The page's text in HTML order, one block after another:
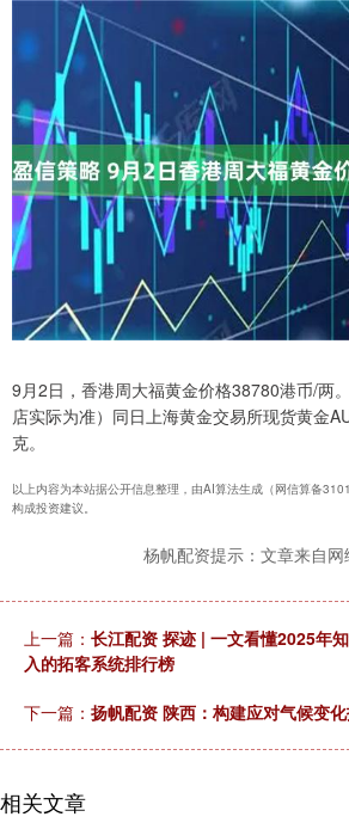
9月2日，香港周大福黄金价格38780港币/两
店实际为准）同日上海黄金交易所现货黄金
克。
以上内容为本站据公开信息整理，由AI算法生成（网信算备
构成投资建议。
杨帆配资提示：文章来自网
上一篇： 长江配资 探迹 | 一文看懂2025年
入的拓客系统排行榜
下一篇： 扬帆配资 陕西：构建应对气候变
相关文章